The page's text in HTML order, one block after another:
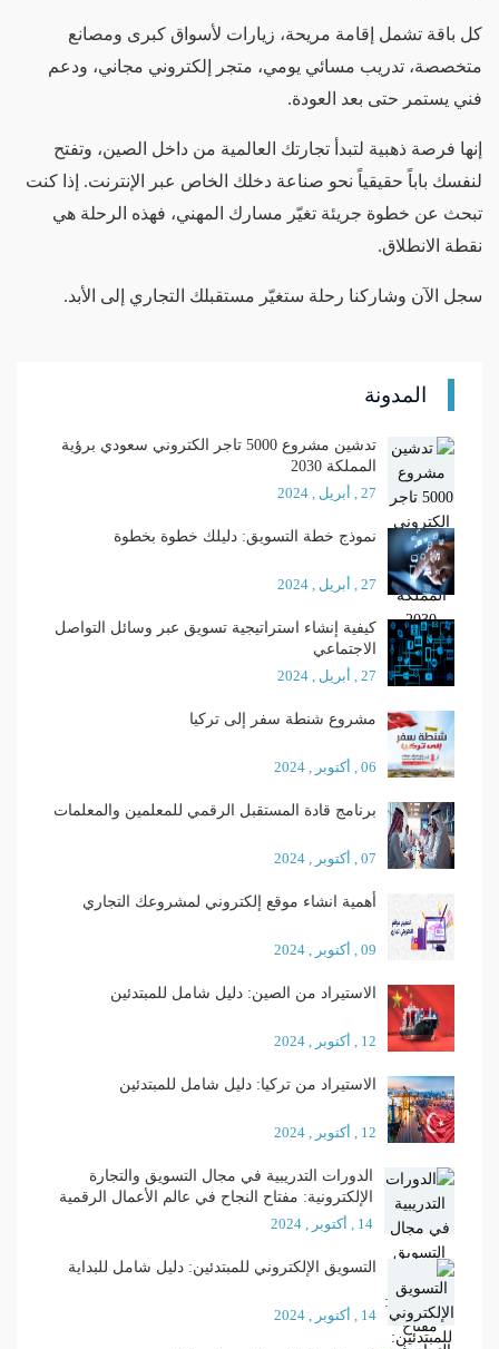
كل باقة تشمل إقامة مريحة، زيارات لأسواق كبرى ومصانع
متخصصة، تدريب مسائي يومي، متجر إلكتروني مجاني، ودعم
فني يستمر حتى بعد العودة.
إنها فرصة ذهبية لتبدأ تجارتك العالمية من داخل الصين، وتفتح
لنفسك باباً حقيقياً نحو صناعة دخلك الخاص عبر الإنترنت. إذا كنت
تبحث عن خطوة جريئة تغيّر مسارك المهني، فهذه الرحلة هي
نقطة الانطلاق.
سجل الآن وشاركنا رحلة ستغيّر مستقبلك التجاري إلى الأبد.
المدونة
تدشين مشروع 5000 تاجر الكتروني سعودي برؤية
المملكة 2030
27 , أبريل , 2024
نموذج خطة التسويق: دليلك خطوة بخطوة
27 , أبريل , 2024
كيفية إنشاء استراتيجية تسويق عبر وسائل التواصل
الاجتماعي
27 , أبريل , 2024
مشروع شنطة سفر إلى تركيا
06 , أكتوبر , 2024
برنامج قادة المستقبل الرقمي للمعلمين والمعلمات
07 , أكتوبر , 2024
أهمية انشاء موقع إلكتروني لمشروعك التجاري
09 , أكتوبر , 2024
الاستيراد من الصين: دليل شامل للمبتدئين
12 , أكتوبر , 2024
الاستيراد من تركيا: دليل شامل للمبتدئين
12 , أكتوبر , 2024
الدورات التدريبية في مجال التسويق والتجارة
الإلكترونية: مفتاح النجاح في عالم الأعمال الرقمية
14 , أكتوبر , 2024
التسويق الإلكتروني للمبتدئين: دليل شامل للبداية
14 , أكتوبر , 2024